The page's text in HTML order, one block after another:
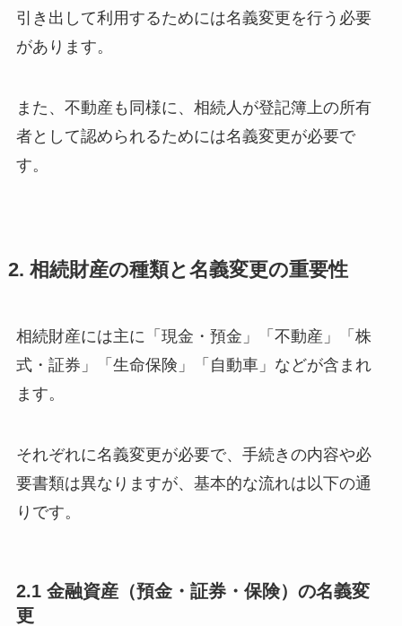
引き出して利用するためには名義変更を行う必要
があります。
また、不動産も同様に、相続人が登記簿上の所有
者として認められるためには名義変更が必要で
す。
2. 相続財産の種類と名義変更の重要性
相続財産には主に「現金・預金」「不動産」「株
式・証券」「生命保険」「自動車」などが含まれ
ます。
それぞれに名義変更が必要で、手続きの内容や必
要書類は異なりますが、基本的な流れは以下の通
りです。
2.1 金融資産（預金・証券・保険）の名義変
更